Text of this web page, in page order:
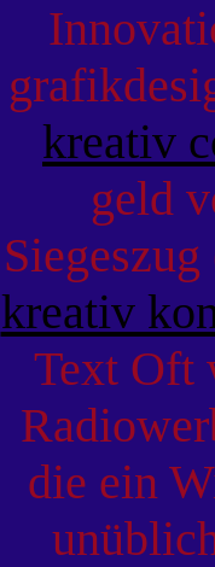
kreativ
geld
kreativ
Text Oft
die ein